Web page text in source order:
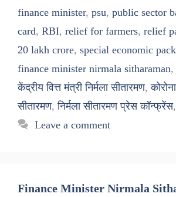
finance minister, psu, public sector
card, RBI, relief for farmers, relief
20 lakh crore, special economic
finance minister nirmala sitharaman,
केंद्रीय वित्त मंत्री निर्मला सीतारमण,
सीतारमण,निर्मला सीतारमण प्रेस कॉन्फ्रेंस
Leave a comment
Finance Minister Nirmala